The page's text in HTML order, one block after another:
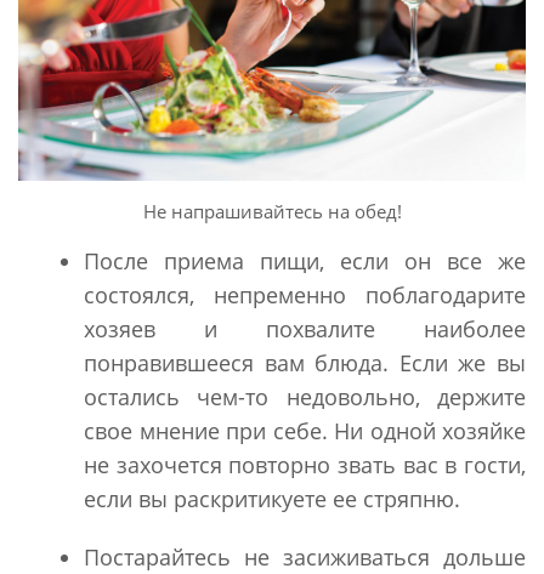
Не напрашивайтесь на обед!
После приема пищи, если он все же
состоялся, непременно поблагодарите
хозяев и похвалите наиболее
понравившееся вам блюда. Если же вы
остались чем-то недовольно, держите
свое мнение при себе. Ни одной хозяйке
не захочется повторно звать вас в гости,
если вы раскритикуете ее стряпню.
Постарайтесь не засиживаться дольше